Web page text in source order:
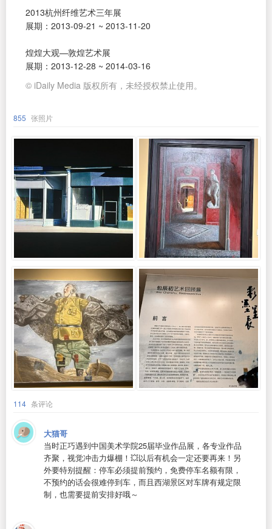
2013杭州纤维艺术三年展
展期：2013-09-21 ~ 2013-11-20
煌煌大观—敦煌艺术展
展期：2013-12-28 ~ 2014-03-16
© iDaily Media 版权所有，未经授权禁止使用。
855 张照片
114 条评论
大猫哥
当时正巧遇到中国美术学院25届毕业作品展，各专业作品
齐聚，视觉冲击力爆棚！💥以后有机会一定还要再来！另
外要特别提醒：停车必须提前预约，免费停车名额有限，
不预约的话会很难停到车，而且西湖景区对车牌有规定限
制，也需要提前安排好哦～